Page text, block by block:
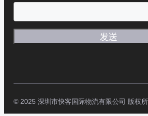
© 2025 深圳市快客国际物流有限公司 版权